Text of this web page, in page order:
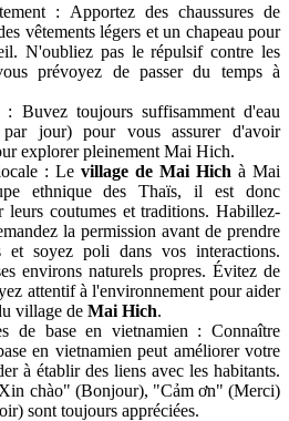
: Apportez des chaussures de
vêtements légers et un chapeau pour
N'oubliez pas le répulsif contre les
prévoyez de passer du temps à
: Buvez toujours suffisamment d'eau
jour) pour vous assurer d'avoir
explorer pleinement Mai Hich.
: Le village de Mai Hich à Mai
ethnique des Thaïs, il est donc
leurs coutumes et traditions. Habillez-
la permission avant de prendre
et soyez poli dans vos interactions.
environs naturels propres. Évitez de
attentif à l'environnement pour aider
village de Mai Hich.
de base en vietnamien : Connaître
en vietnamien peut améliorer votre
à établir des liens avec les habitants.
chào" (Bonjour), "Cảm ơn" (Merci)
sont toujours appréciées.